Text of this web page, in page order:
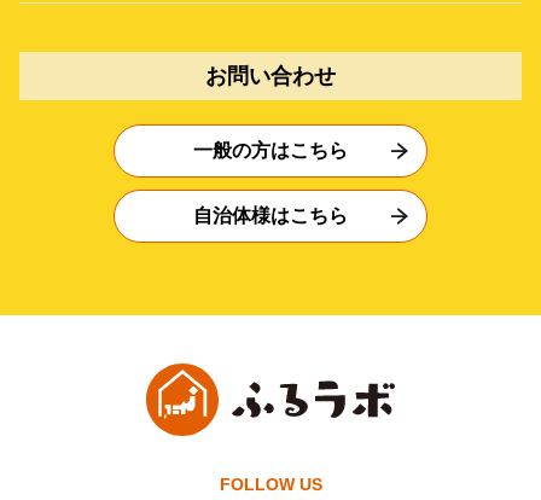
お問い合わせ
一般の方はこちら
自治体様はこちら
FOLLOW US